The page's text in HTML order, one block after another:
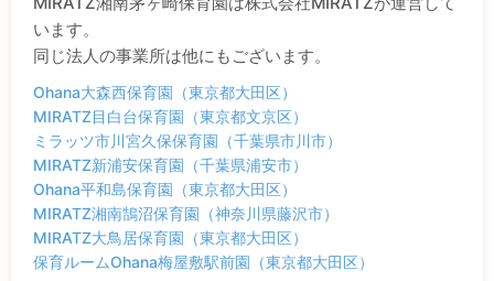
います。
同じ法人の事業所は他にもございます。
Ohana大森西保育園（東京都大田区）
MIRATZ目白台保育園（東京都文京区）
ミラッツ市川宮久保保育園（千葉県市川市）
MIRATZ新浦安保育園（千葉県浦安市）
Ohana平和島保育園（東京都大田区）
MIRATZ湘南鵠沼保育園（神奈川県藤沢市）
MIRATZ大鳥居保育園（東京都大田区）
保育ルームOhana梅屋敷駅前園（東京都大田区）